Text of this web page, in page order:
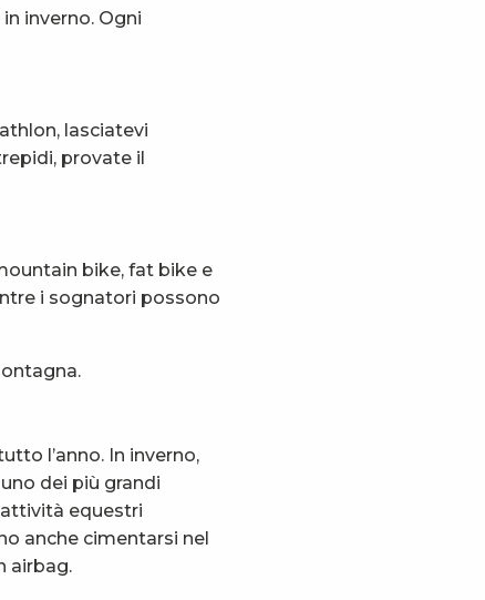
inverno. Ogni
lasciatevi
provate il
bike, fat bike e
i sognatori possono
l’anno. In inverno,
dei più grandi
equestri
anche cimentarsi nel
airbag.